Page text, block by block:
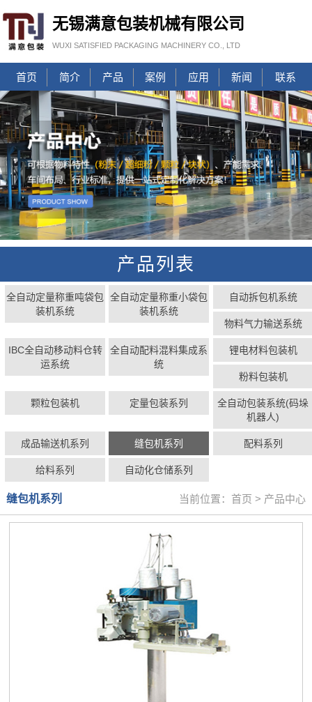
无锡满意包装机械有限公司
WUXI SATISFIED PACKAGING MACHINERY CO., LTD
首页 简介 产品 案例 应用 新闻 联系
产品列表
全自动定量称重吨袋包
装机系统
全自动定量称重小袋包
装机系统
自动拆包机系统
物料气力输送系统
IBC全自动移动料仓转
运系统
全自动配料混料集成系
统
锂电材料包装机
粉料包装机
颗粒包装机 定量包装系列
全自动包装系统(码垛
机器人)
成品输送机系列 缝包机系列 配料系列
给料系列 自动化仓储系列
缝包机系列 当前位置： 首页 > 产品中心